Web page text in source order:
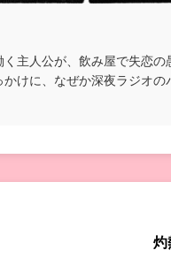
く主人公が、飲み屋で失恋の
けに、なぜか深夜ラジオの
灼